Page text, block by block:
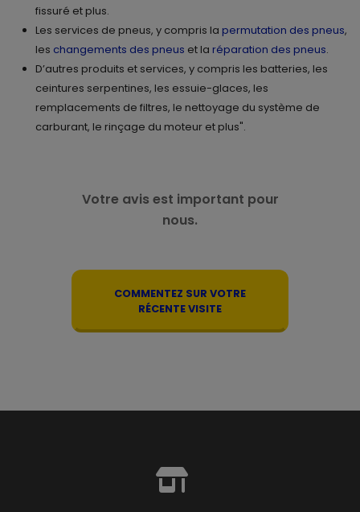
fissuré et plus.
Les services de pneus, y compris la permutation des pneus,
les changements des pneus et la réparation des pneus.
D’autres produits et services, y compris les batteries, les
ceintures serpentines, les essuie-glaces, les
remplacements de filtres, le nettoyage du système de
carburant, le rinçage du moteur et plus".
Votre avis est important pour
nous.
COMMENTEZ SUR VOTRE
RÉCENTE VISITE